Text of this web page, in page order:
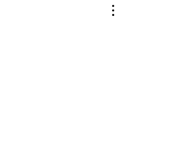
Kreislaufwirtschaft